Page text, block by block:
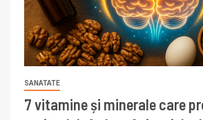
SANATATE
7 vitamine și minerale care